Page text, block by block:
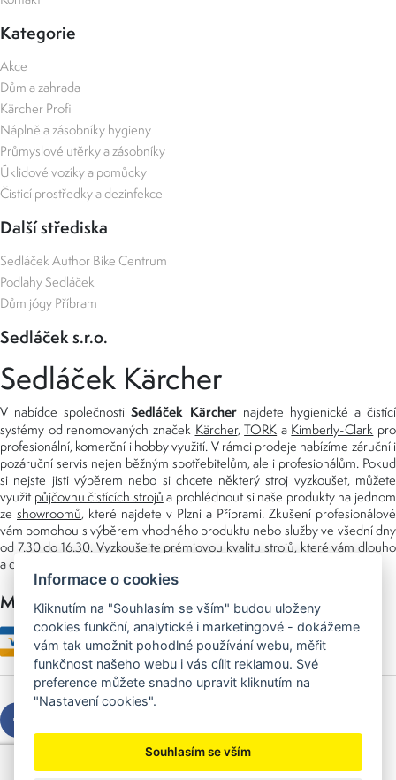
Kategorie
Akce
Dům a zahrada
Kärcher Profi
Náplně a zásobníky hygieny
Průmyslové utěrky a zásobníky
Úklidové vozíky a pomůcky
Čisticí prostředky a dezinfekce
Další střediska
Sedláček Author Bike Centrum
Podlahy Sedláček
Dům jógy Příbram
Sedláček s.r.o.
Sedláček Kärcher
V nabídce společnostiSedláček Kärchernajdete hygienické a čistící
systémy od renomovaných značek Kärcher,TORK a Kimberly-Clark pro
profesionální, komerční i hobby využití. V rámci prodeje nabízíme záruční i
pozáruční servis nejen běžným spotřebitelům, ale i profesionálům. Pokud
si nejste jisti výběrem nebo si chcete některý stroj vyzkoušet, můžete
využít půjčovnu čistících strojů a prohlédnout si naše produkty na jednom
ze showroomů, které najdete v Plzni a Příbrami. Zkušení profesionálové
vám pomohou s výběrem vhodného produktu nebo služby ve všední dny
od 7.30 do 16.30. Vyzkoušejte prémiovou kvalitu strojů, které vám dlouho
a dobře poslouží nejen doma, ale i v zaměstnání.
Možnosti platby
Copyright © 2026 Sedláček s.r.o.
Created byOLC Webdesign
Informace o cookies
Kliknutím na "Souhlasím se vším" budou uloženy
cookies funkční, analytické i marketingové - dokážeme
vám tak umožnit pohodlné používání webu, měřit
funkčnost našeho webu i vás cílit reklamou. Své
preference můžete snadno upravit kliknutím na
"Nastavení cookies".
Souhlasím se vším